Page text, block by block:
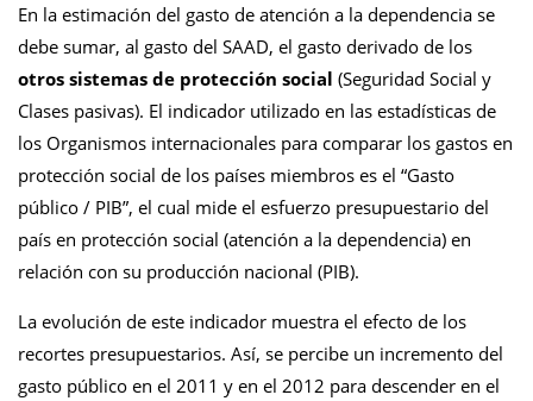
En la estimación del gasto de atención a la dependencia se
debe sumar, al gasto del SAAD, el gasto derivado de los
otros sistemas de protección social (Seguridad Social y
Clases pasivas). El indicador utilizado en las estadísticas de
los Organismos internacionales para comparar los gastos en
protección social de los países miembros es el “Gasto
público / PIB”, el cual mide el esfuerzo presupuestario del
país en protección social (atención a la dependencia) en
relación con su producción nacional (PIB).
La evolución de este indicador muestra el efecto de los
recortes presupuestarios. Así, se percibe un incremento del
gasto público en el 2011 y en el 2012 para descender en el